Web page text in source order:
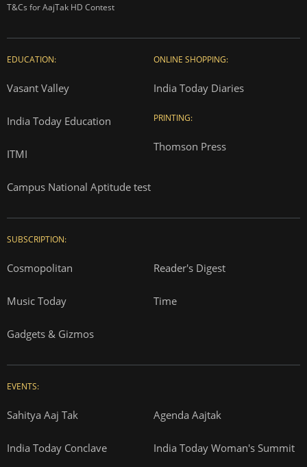
T&Cs for AajTak HD Contest
EDUCATION:
Vasant Valley
India Today Education
ITMI
Campus National Aptitude test
ONLINE SHOPPING:
India Today Diaries
PRINTING:
Thomson Press
SUBSCRIPTION:
Cosmopolitan Reader's Digest
Music Today Time
Gadgets & Gizmos
EVENTS:
Sahitya Aaj Tak Agenda Aajtak
India Today Conclave India Today Woman's Summit